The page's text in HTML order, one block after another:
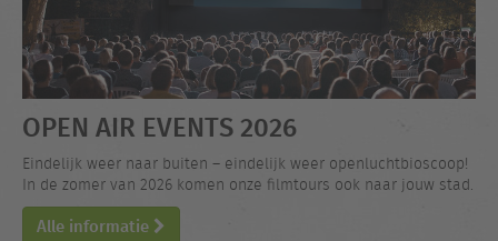
OPEN AIR EVENTS 2026
Eindelijk weer naar buiten – eindelijk weer openluchtbioscoop!
In de zomer van 2026 komen onze filmtours ook naar jouw stad.
Alle informatie